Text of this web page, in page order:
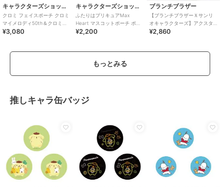
キャラクターズショップ ラフラフ
クロミ フェイスポーチ クロミ
マイメロディ50th＆クロミ
20th
¥3,080
キャラクターズショップ ラフラフ
ふたりはプリキュアMax
Heart マスコットポーチ ポル
ン
¥2,200
ブランチブラザー
【ブランチブラザーＸサンリ
オキャラクターズ】アクスタ
ポーチ トーストＸシナモロ
¥2,860
もっとみる
推しキャラ缶バッジ